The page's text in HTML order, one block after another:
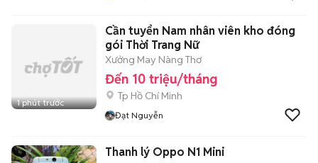
1 phút trước
Cần tuyển Nam nhân viên kho đóng
gói Thời Trang Nữ
Xưởng May Nàng Thơ
Đến 10 triệu/tháng
Tp Hồ Chí Minh
Đạt Nguyễn
Thanh lý Oppo N1 Mini